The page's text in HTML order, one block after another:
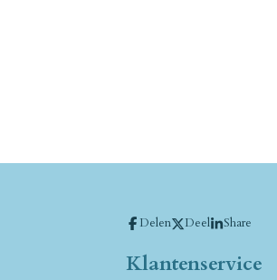
Delen Deel Share
Klantenservice